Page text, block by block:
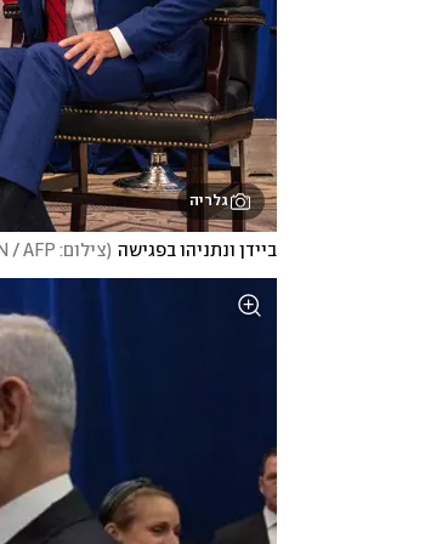
גלריה
ביידן ונתניהו בפגישה (צילום: Jim WATSON / AFP